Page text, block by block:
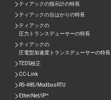
ティアックの指示計の特長
ティアックの台はかりの特長
ティアックの
圧力トランスデューサーの特長
ティアックの
圧電型加速度トランスデューサーの特⾧
TEDS校正
CC-Link
RS-485/ModbusRTU
EtherNet/IP™